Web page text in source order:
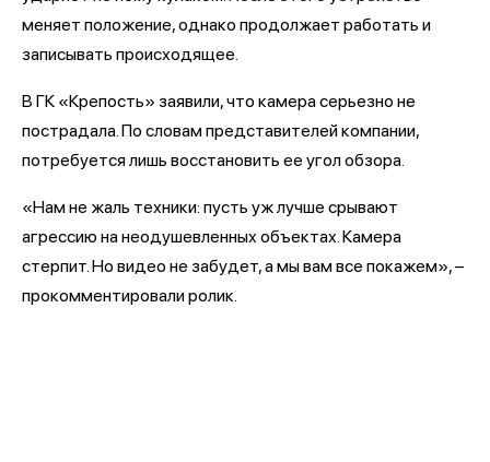
меняет положение, однако продолжает работать и
записывать происходящее.
В ГК «Крепость» заявили, что камера серьезно не
пострадала. По словам представителей компании,
потребуется лишь восстановить ее угол обзора.
«Нам не жаль техники: пусть уж лучше срывают
агрессию на неодушевленных объектах. Камера
стерпит. Но видео не забудет, а мы вам все покажем», –
прокомментировали ролик.